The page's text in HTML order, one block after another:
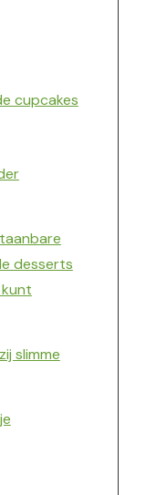
cupcakes
desserts
slimme